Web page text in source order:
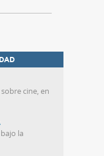
cine, en
la